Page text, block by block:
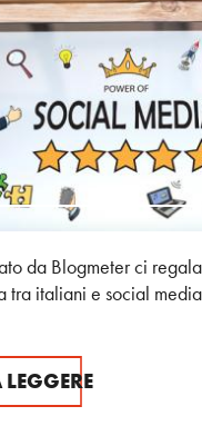
da Blogmeter ci
tra italiani e social